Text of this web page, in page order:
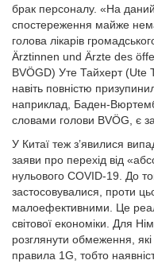
брак персоналу. «На
спостереження майже
голова лікарів
Ärztinnen und Ärzte des
BVÖGD) Уте Тайхерт (Ute
навіть повністю
наприклад, Баден-
словами голови BVÖG, є
У Китаї теж з’явилися
заяви про перехід від
нульового COVID-19. До
застосовувалися, проти
малоефективними. Це
світової економіки. Для
розглянути обмеження,
правила 1G, тобто